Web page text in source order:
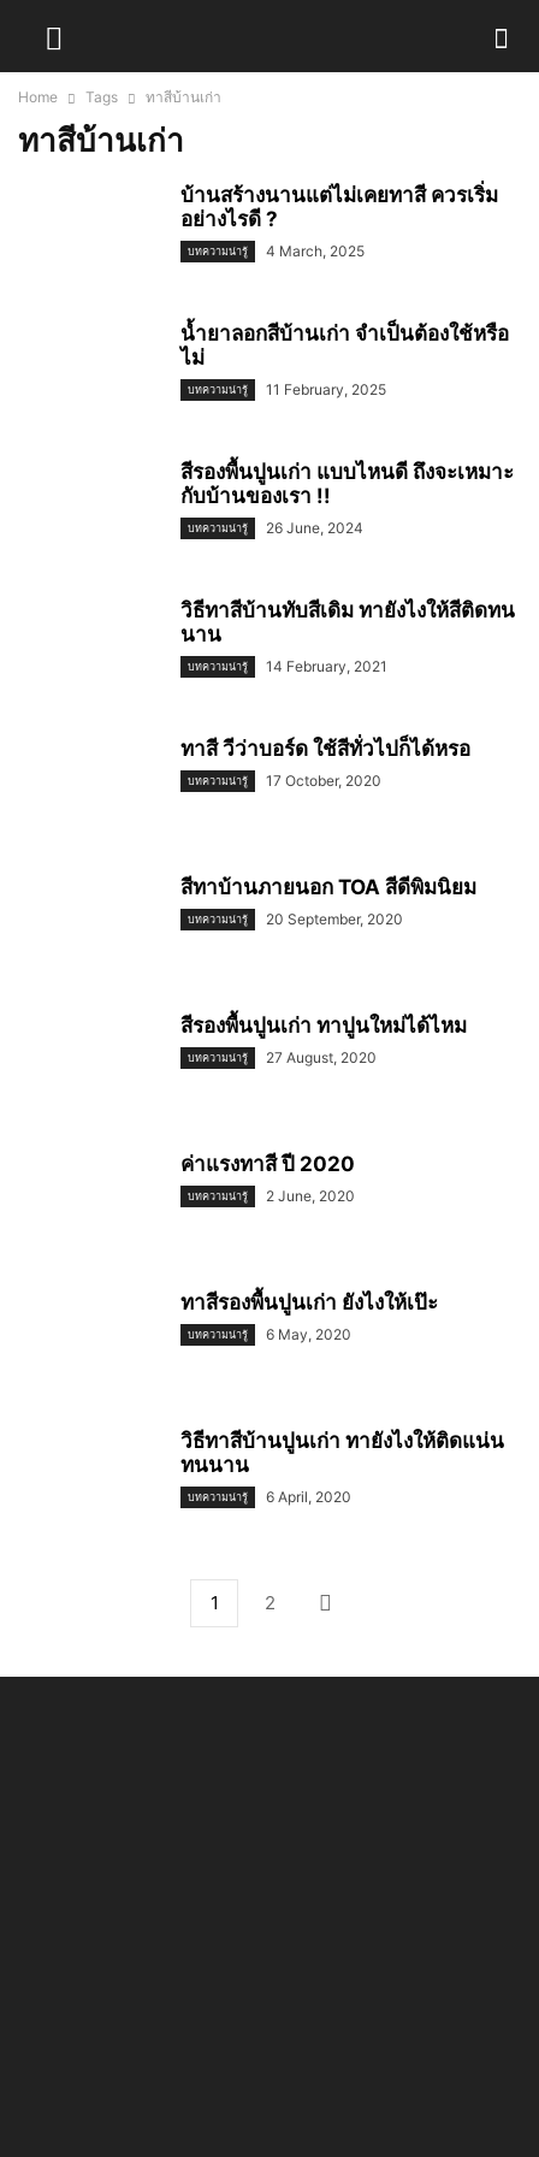
Home Tags ทาสีบ้านเก่า
ทาสีบ้านเก่า
บ้านสร้างนานแต่ไม่เคยทาสี ควรเริ่ม
อย่างไรดี ?
บทความน่ารู้ 4 March, 2025
น้ำยาลอกสีบ้านเก่า จำเป็นต้องใช้หรือ
ไม่
บทความน่ารู้ 11 February, 2025
สีรองพื้นปูนเก่า แบบไหนดี ถึงจะเหมาะ
กับบ้านของเรา !!
บทความน่ารู้ 26 June, 2024
วิธีทาสีบ้านทับสีเดิม ทายังไงให้สีติดทน
นาน
บทความน่ารู้ 14 February, 2021
ทาสี วีว่าบอร์ด ใช้สีทั่วไปก็ได้หรอ
บทความน่ารู้ 17 October, 2020
สีทาบ้านภายนอก TOA สีดีพิมนิยม
บทความน่ารู้ 20 September, 2020
สีรองพื้นปูนเก่า ทาปูนใหม่ได้ไหม
บทความน่ารู้ 27 August, 2020
ค่าแรงทาสี ปี 2020
บทความน่ารู้ 2 June, 2020
ทาสีรองพื้นปูนเก่า ยังไงให้เป๊ะ
บทความน่ารู้ 6 May, 2020
วิธีทาสีบ้านปูนเก่า ทายังไงให้ติดแน่น
ทนนาน
บทความน่ารู้ 6 April, 2020
1 2